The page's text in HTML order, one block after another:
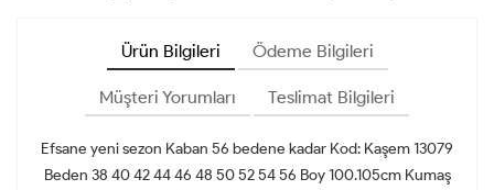
Ürün Bilgileri Ödeme Bilgileri
Müşteri Yorumları Teslimat Bilgileri
Efsane yeni sezon Kaban 56 bedene kadar Kod: Kaşem 13079
Beden 38 40 42 44 46 48 50 52 54 56 Boy 100.105cm Kumaş